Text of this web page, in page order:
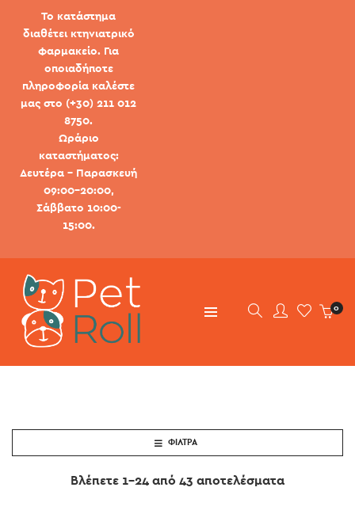
Το κατάστημα
διαθέτει κτηνιατρικό
φαρμακείο. Για
οποιαδήποτε
πληροφορία καλέστε
μας στο (+30) 211 012
8750.
Ωράριο
καταστήματος:
Δευτέρα - Παρασκευή
09:00-20:00,
Σάββατο 10:00-
15:00.
0
ΦΊΛΤΡΑ
Βλέπετε 1–24 από 43 αποτελέσματα